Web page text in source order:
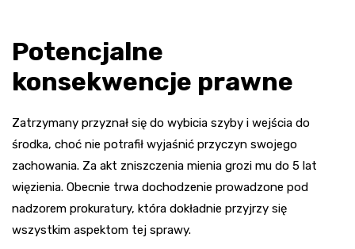
Potencjalne
konsekwencje prawne
Zatrzymany przyznał się do wybicia szyby i wejścia do
środka, choć nie potrafił wyjaśnić przyczyn swojego
zachowania. Za akt zniszczenia mienia grozi mu do 5 lat
więzienia. Obecnie trwa dochodzenie prowadzone pod
nadzorem prokuratury, która dokładnie przyjrzy się
wszystkim aspektom tej sprawy.